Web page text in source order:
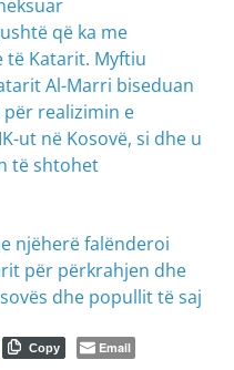
që ka me
të Katarit. Myftiu
Al-Marri biseduan
realizimin e
ut në Kosovë, si dhe u
të shtohet
njëherë falënderoi
për përkrahjen dhe
dhe popullit të saj
Copy Email